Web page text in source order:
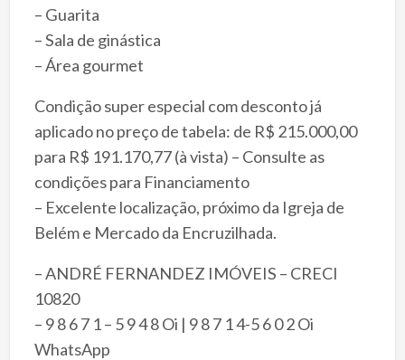
– Guarita
– Sala de ginástica
– Área gourmet
Condição super especial com desconto já
aplicado no preço de tabela: de R$ 215.000,00
para R$ 191.170,77 (à vista) – Consulte as
condições para Financiamento
– Excelente localização, próximo da Igreja de
Belém e Mercado da Encruzilhada.
– ANDRÉ FERNANDEZ IMÓVEIS – CRECI
10820
– 9 8 6 7 1 – 5 9 4 8 Oi | 9 8 7 1 4-5 6 0 2 Oi
WhatsApp